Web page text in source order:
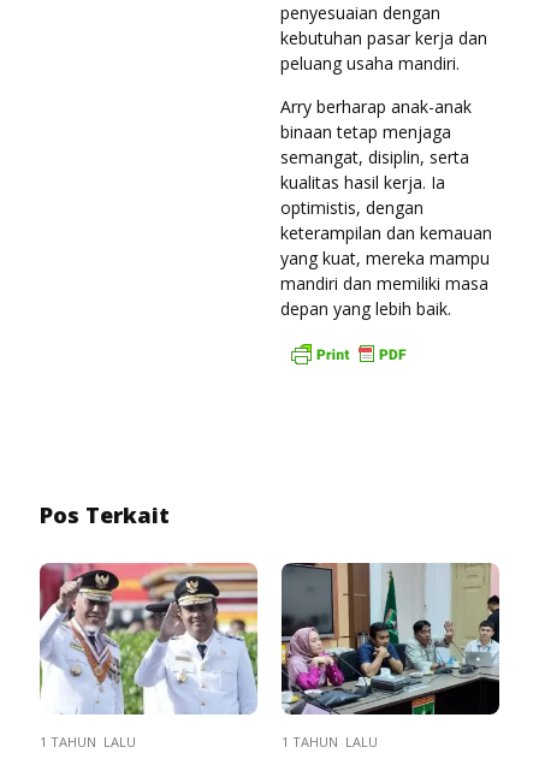
penyesuaian dengan
kebutuhan pasar kerja dan
peluang usaha mandiri.
Arry berharap anak-anak
binaan tetap menjaga
semangat, disiplin, serta
kualitas hasil kerja. Ia
optimistis, dengan
keterampilan dan kemauan
yang kuat, mereka mampu
mandiri dan memiliki masa
depan yang lebih baik.
Pos Terkait
1 TAHUN LALU 1 TAHUN LALU